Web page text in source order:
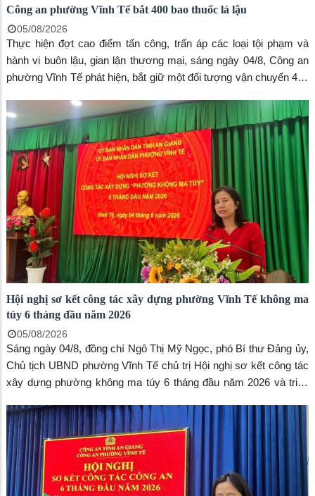
Công an phường Vĩnh Tế bắt 400 bao thuốc lá lậu
05/08/2026
Thực hiện đợt cao điểm tấn công, trấn áp các loại tội phạm và
hành vi buôn lậu, gian lận thương mại, sáng ngày 04/8, Công an
phường Vĩnh Tế phát hiện, bắt giữ một đối tượng vận chuyển 400
chứng minh nguồn gốc hợp pháp.
Hội nghị sơ kết công tác xây dựng phường Vĩnh Tế không ma
túy 6 tháng đầu năm 2026
05/08/2026
Sáng ngày 04/8, đồng chí Ngô Thị Mỹ Ngọc, phó Bí thư Đảng ủy,
Chủ tịch UBND phường Vĩnh Tế chủ trị Hội nghị sơ kết công tác
xây dựng phường không ma túy 6 tháng đầu năm 2026 và triển
chí Trang công Cường, Bí thư Đảng ủy, Chủ tịch HĐND phường.